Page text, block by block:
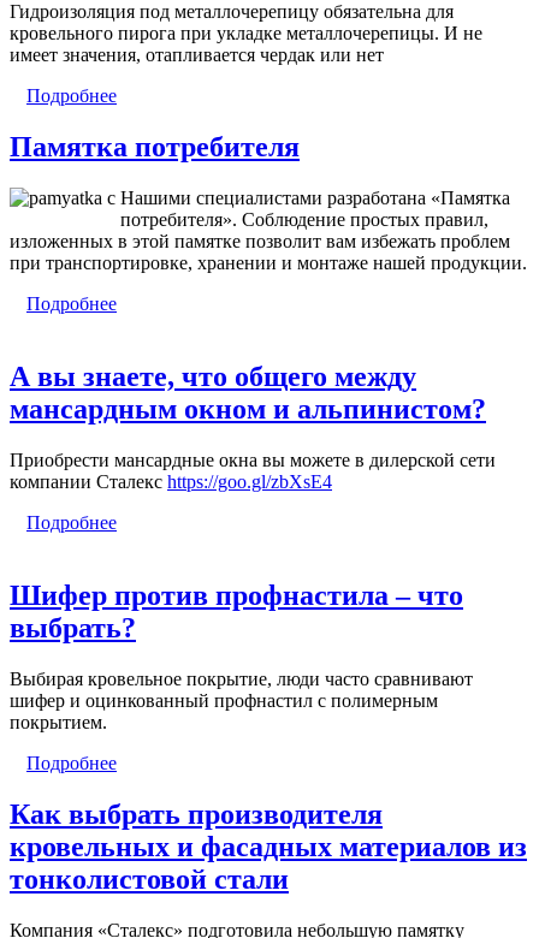
Гидроизоляция под металлочерепицу обязательна для
кровельного пирога при укладке металлочерепицы. И не
имеет значения, отапливается чердак или нет
Подробнее
Памятка потребителя
Нашими специалистами разработана «Памятка
потребителя». Соблюдение простых правил,
изложенных в этой памятке позволит вам избежать проблем
при транспортировке, хранении и монтаже нашей продукции.
Подробнее
А вы знаете, что общего между
мансардным окном и альпинистом?
Приобрести мансардные окна вы можете в дилерской сети
компании Сталекс https://goo.gl/zbXsE4
Подробнее
Шифер против профнастила – что
выбрать?
Выбирая кровельное покрытие, люди часто сравнивают
шифер и оцинкованный профнастил с полимерным
покрытием.
Подробнее
Как выбрать производителя
кровельных и фасадных материалов из
тонколистовой стали
Компания «Сталекс» подготовила небольшую памятку